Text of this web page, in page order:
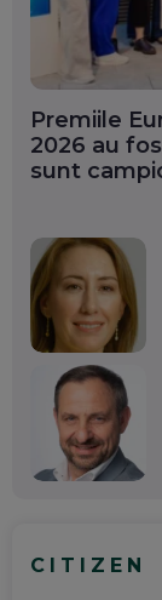
Premiile
2026 au
sunt
CITIZEN